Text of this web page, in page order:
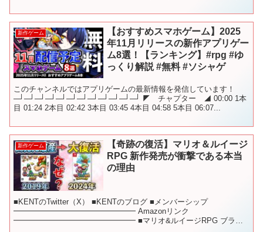
新作ゲーム
【おすすめスマホゲーム】2025
年11月リリースの新作アプリゲー
ム8選！【ランキング】#rpg #ゆ
っくり解説 #無料 #ソシャゲ
このチャンネルではアプリゲームの最新情報を発信しています！
─┘─┘─┘─┘─┘─┘─┘─┘─┘─┘─┘─┘ ◤ チャプター ◢ 00:00 1本
目 01:24 2本目 02:42 3本目 03:45 4本目 04:58 5本目 06:07...
新作ゲーム
【奇跡の復活】マリオ＆ルイージ
RPG 新作発売が衝撃である本当
の理由
■KENTのTwitter（X） ■KENTのブログ ■メンバーシップ
━━━━━━━━━━━━━━━━ Amazonリンク
━━━━━━━━━━━━━━━━ ■マリオ&ルイージRPG ブラザ